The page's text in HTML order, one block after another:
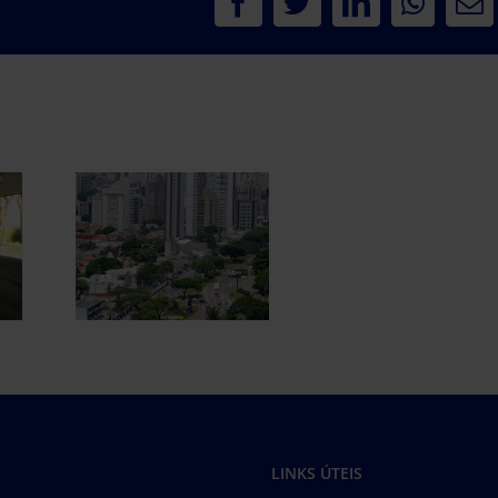
Facebook
TwitterLinkedIn E-
LINKS ÚTEIS